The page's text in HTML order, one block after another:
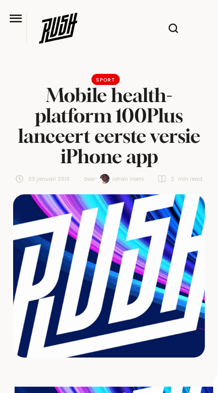
SPORT
Mobile health-
platform 100Plus
lanceert eerste versie
iPhone app
23 januari 2013 Door: Johan Voets 2 min read